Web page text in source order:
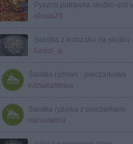
Pyszna potrawka słodko-ostra
olusia23
kasiul_a
Sałatka ryżowo - pieczarkowa
edziakalitowa
Sałatka ryżowa z pieczarkami
mkmalwina